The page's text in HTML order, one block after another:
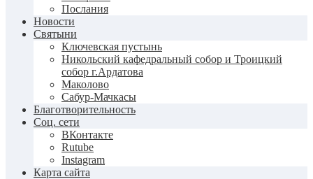
Послания
Новости
Святыни
Ключевская пустынь
Никольский кафедральный собор и Троицкий
собор г.Ардатова
Маколово
Сабур-Мачкасы
Благотворительность
Соц. сети
ВКонтакте
Rutube
Instagram
Карта сайта